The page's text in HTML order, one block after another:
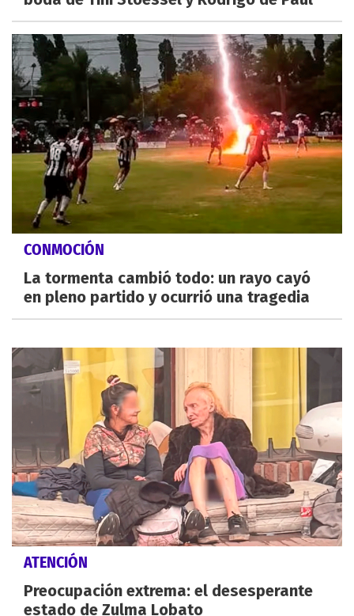
CONMOCIÓN
La tormenta cambió todo: un rayo cayó
en pleno partido y ocurrió una tragedia
ATENCIÓN
Preocupación extrema: el desesperante
estado de Zulma Lobato